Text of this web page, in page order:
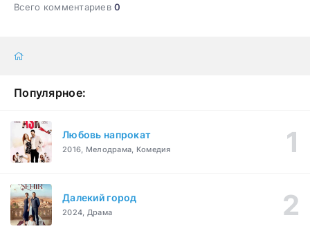
Всего комментариев0
Популярное:
Любовь напрокат
2016, Мелодрама, Комедия
Далекий город
2024, Драма